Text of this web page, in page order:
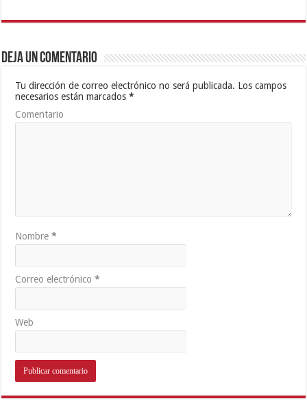
Deja un comentario
Tu dirección de correo electrónico no será publicada. Los campos
necesarios están marcados*
Comentario
Nombre*
Correo electrónico*
Web